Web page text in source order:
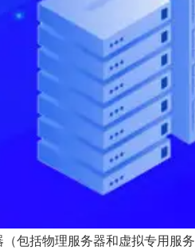
包括物理服务器和虚拟专用服